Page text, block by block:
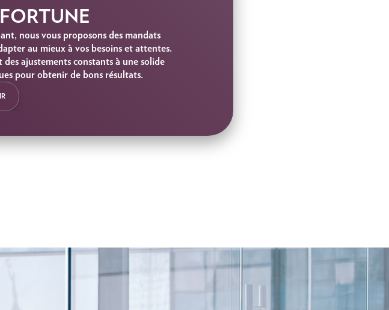
nous vous proposons des mandats
au mieux à vos besoins et attentes.
ajustements constants à une solide
pour obtenir de bons résultats.